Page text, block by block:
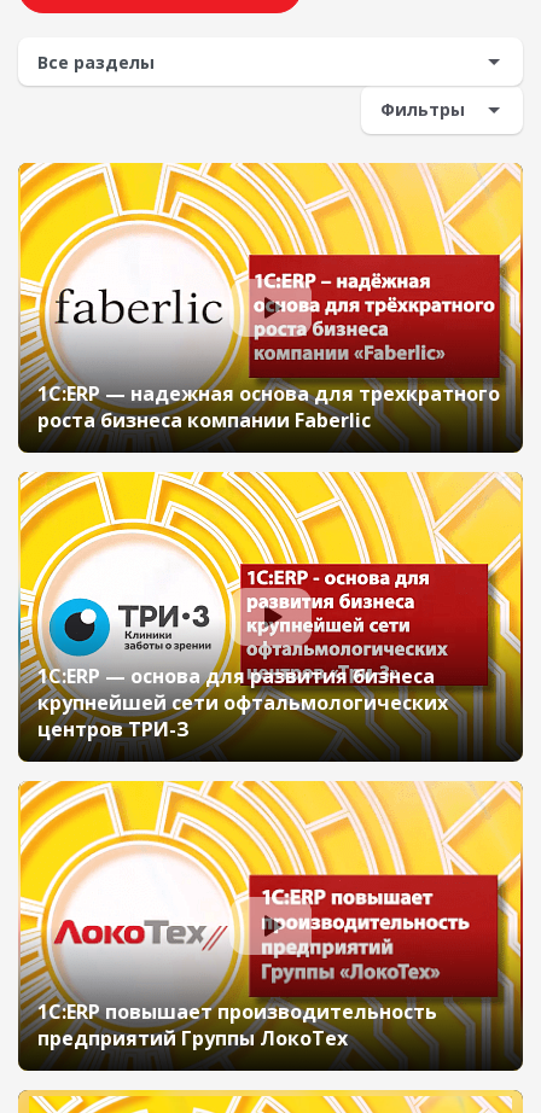
Фильтры
1С:ERP — надежная основа для трехкратного
роста бизнеса компании Faberlic
1С:ERP — основа для развития бизнеса
крупнейшей сети офтальмологических
центров ТРИ-З
1С:ERP повышает производительность
предприятий Группы ЛокоТех